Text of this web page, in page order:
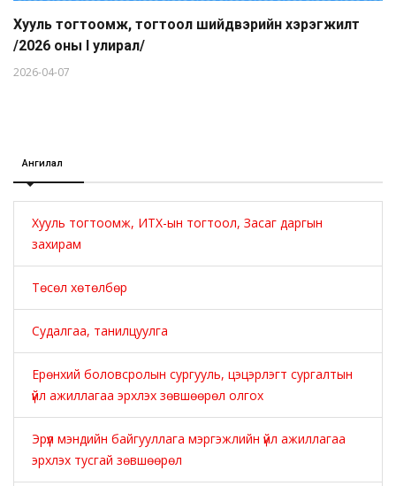
Хууль тогтоомж, тогтоол шийдвэрийн хэрэгжилт
/2026 оны I улирал/
2026-04-07
Ангилал
Хууль тогтоомж, ИТХ-ын тогтоол, Засаг даргын
захирам
Төсөл хөтөлбөр
Судалгаа, танилцуулга
Ерөнхий боловсролын сургууль, цэцэрлэгт сургалтын
үйл ажиллагаа эрхлэх зөвшөөрөл олгох
Эрүүл мэндийн байгууллага мэргэжлийн үйл ажиллагаа
эрхлэх тусгай зөвшөөрөл